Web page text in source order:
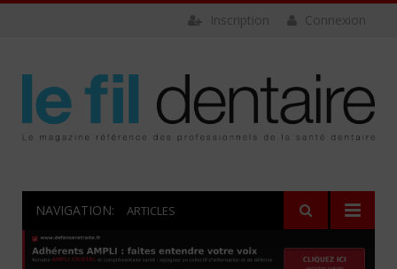
Connexion
Inscription
NAVIGATION: ARTICLES